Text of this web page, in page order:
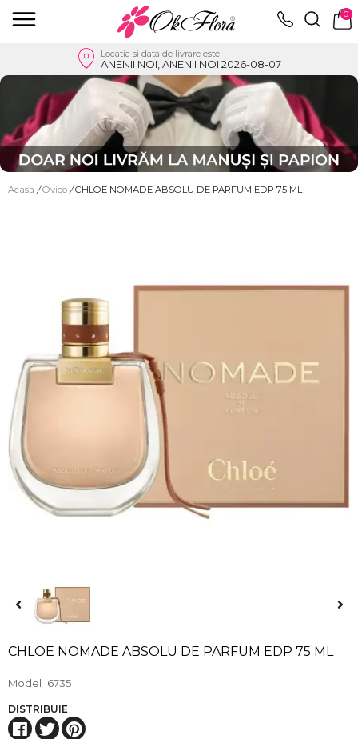
0
Locatia si data de livrare este
ANENII NOI, ANENII NOI 2026-08-07
Acasa / Ovico / CHLOE NOMADE ABSOLU DE PARFUM EDP 75 ML
CHLOE NOMADE ABSOLU DE PARFUM EDP 75 ML
Model 6735
DISTRIBUIE